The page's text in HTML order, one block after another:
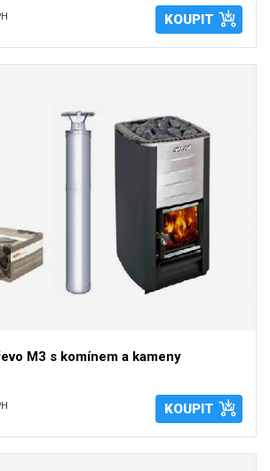
KOUPIT
M3 s komínem a kameny
KOUPIT